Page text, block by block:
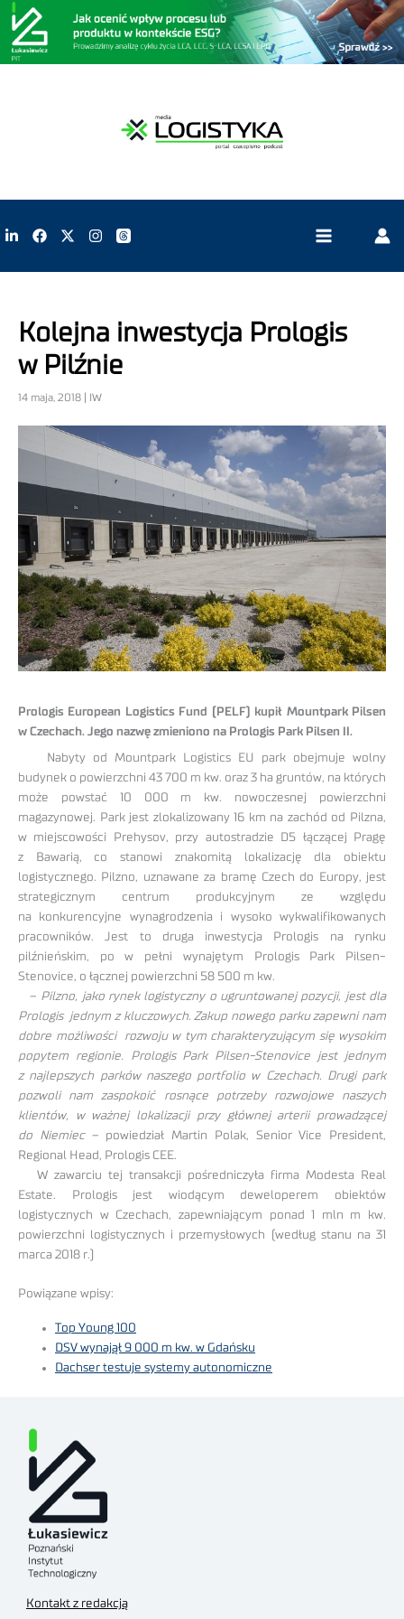
Kolejna inwestycja Prologis
w Pilźnie
14 maja, 2018 | IW
Prologis European Logistics Fund (PELF) kupił Mountpark Pilsen
w Czechach. Jego nazwę zmieniono na Prologis Park Pilsen II.
Nabyty od Mountpark Logistics EU park obejmuje wolny
budynek o powierzchni 43 700 m kw. oraz 3 ha gruntów, na których
może powstać 10 000 m kw. nowoczesnej powierzchni
magazynowej. Park jest zlokalizowany 16 km na zachód od Pilzna,
w miejscowości Prehysov, przy autostradzie D5 łączącej Pragę
z Bawarią, co stanowi znakomitą lokalizację dla obiektu
logistycznego. Pilzno, uznawane za bramę Czech do Europy, jest
strategicznym centrum produkcyjnym ze względu
na konkurencyjne wynagrodzenia i wysoko wykwalifikowanych
pracowników. Jest to druga inwestycja Prologis na rynku
pilźnieńskim, po w pełni wynajętym Prologis Park Pilsen-
Stenovice, o łącznej powierzchni 58 500 m kw.
– Pilzno, jako rynek logistyczny o ugruntowanej pozycji, jest dla
Prologis jednym z kluczowych. Zakup nowego parku zapewni nam
dobre możliwości rozwoju w tym charakteryzującym się wysokim
popytem regionie. Prologis Park Pilsen-Stenovice jest jednym
z najlepszych parków naszego portfolio w Czechach. Drugi park
pozwoli nam zaspokoić rosnące potrzeby rozwojowe naszych
klientów, w ważnej lokalizacji przy głównej arterii prowadzącej
do Niemiec– powiedział Martin Polak, Senior Vice President,
Regional Head, Prologis CEE.
W zawarciu tej transakcji pośredniczyła firma Modesta Real
Estate. Prologis jest wiodącym deweloperem obiektów
logistycznych w Czechach, zapewniającym ponad 1 mln m kw.
powierzchni logistycznych i przemysłowych (według stanu na 31
marca 2018 r.)
Powiązane wpisy:
Top Young 100
DSV wynajął 9 000 m kw. w Gdańsku
Dachser testuje systemy autonomiczne
Kontakt z redakcją